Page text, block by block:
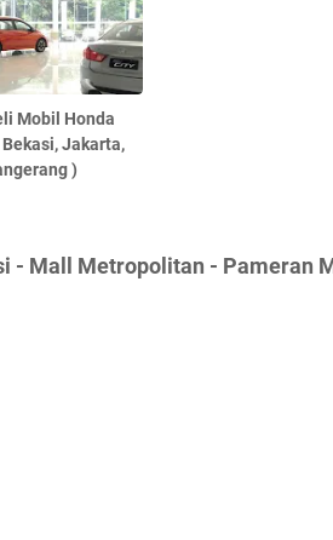
Mobil Honda
Jakarta,
)
- Mall Metropolitan - Pameran